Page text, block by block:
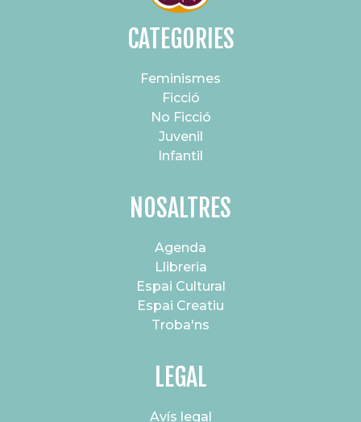
CATEGORIES
Feminismes
Ficció
No Ficció
Juvenil
Infantil
NOSALTRES
Agenda
Llibreria
Espai Cultural
Espai Creatiu
Troba'ns
LEGAL
Avís legal